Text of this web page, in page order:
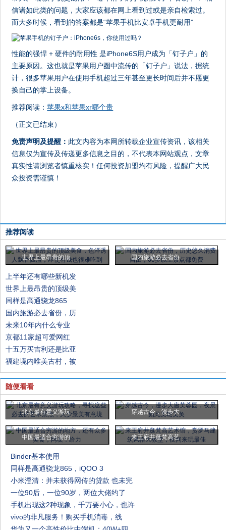
信诸如此类的问题，大家应该都在网上看到过或是亲自检索过。
而大多时候，看到的答案都是“苹果手机比安卓手机更耐用”
性能的强悍 + 硬件的耐用性 是iPhone6S用户成为「钉子户」的
主要原因。这也就是苹果用户圈中流传的「钉子户」说法，据统
计，很多苹果用户在使用手机超过三年甚至更长时间后并不愿更
换自己的掌上设备。
推荐阅读：苹果x和苹果xr哪个贵
（正文已结束）
免责声明及提醒： 此文内容为本网所转载企业宣传资讯，该相关
信息仅为宣传及传递更多信息之目的，不代表本网站观点，文章
真实性请浏览者慎重核实！任何投资加盟均有风险，提醒广大民
众投资需谨慎！
推荐阅读
世界上最昂贵的顶 国内旅游必去省份
上半年还有哪些新机发
世界上最昂贵的顶级美
同样是高通骁龙865
国内旅游必去省份，历
未来10年内什么专业
京都11家超可爱网红
十五万买吉利还是比亚
福建境内唯美古村，被
随便看看
北京最有意义游玩 穿越古今，漫步大
中国最适合穷游的 来王府井逛梵高艺
Binder基本使用
同样是高通骁龙865，iQOO 3
小米澄清：并未获得网传的贷款 也未完
一位90后，一位90岁，两位大佬约了
手机出现这2种现象，千万要小心，也许
vivo的非凡服务！购买手机消毒，线